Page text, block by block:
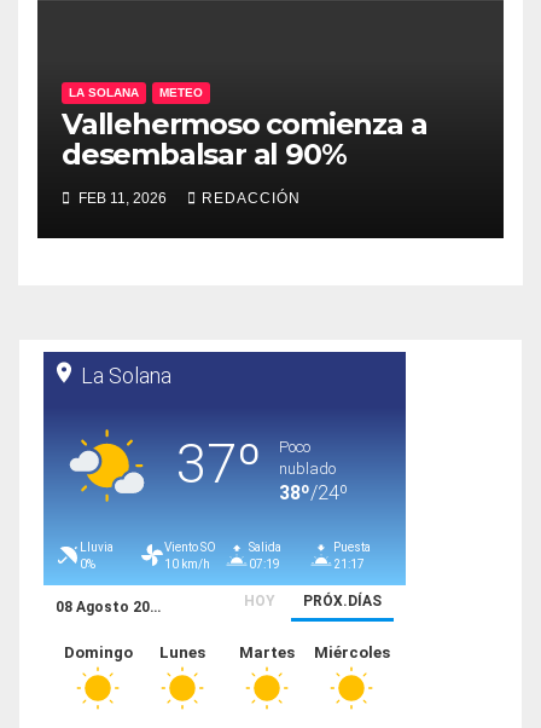
LA SOLANA METEO
Vallehermoso comienza a
desembalsar al 90%
FEB 11, 2026 REDACCIÓN